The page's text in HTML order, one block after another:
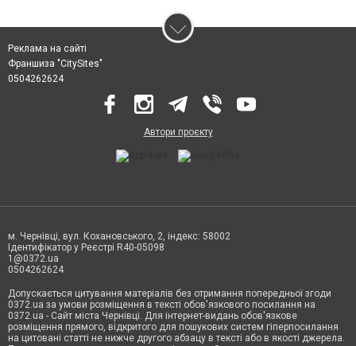
Реклама на сайті
Франшиза "CitySites"
0504262624
Автори проєкту
м. Чернівці, вул. Кохановського, 2, індекс: 58002
Ідентифікатор у Реєстрі R40-05098
1@0372.ua
0504262624
Допускається цитування матеріалів без отримання попередньої згоди
0372.ua за умови розміщення в тексті обов'язкового посилання на
0372.ua - Сайт міста Чернівці. Для інтернет-видань обов'язкове
розміщення прямого, відкритого для пошукових систем гіперпосилання
на цитовані статті не нижче другого абзацу в тексті або в якості джерела.